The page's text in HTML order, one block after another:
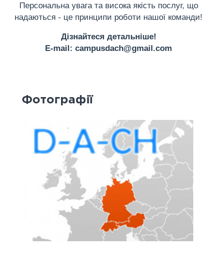
Персональна увага та висока якість послуг, що
надаються - це принципи роботи нашої команди!
Дізнайтеся детальніше!
E-mail: campusdach@gmail.com
Фотографії